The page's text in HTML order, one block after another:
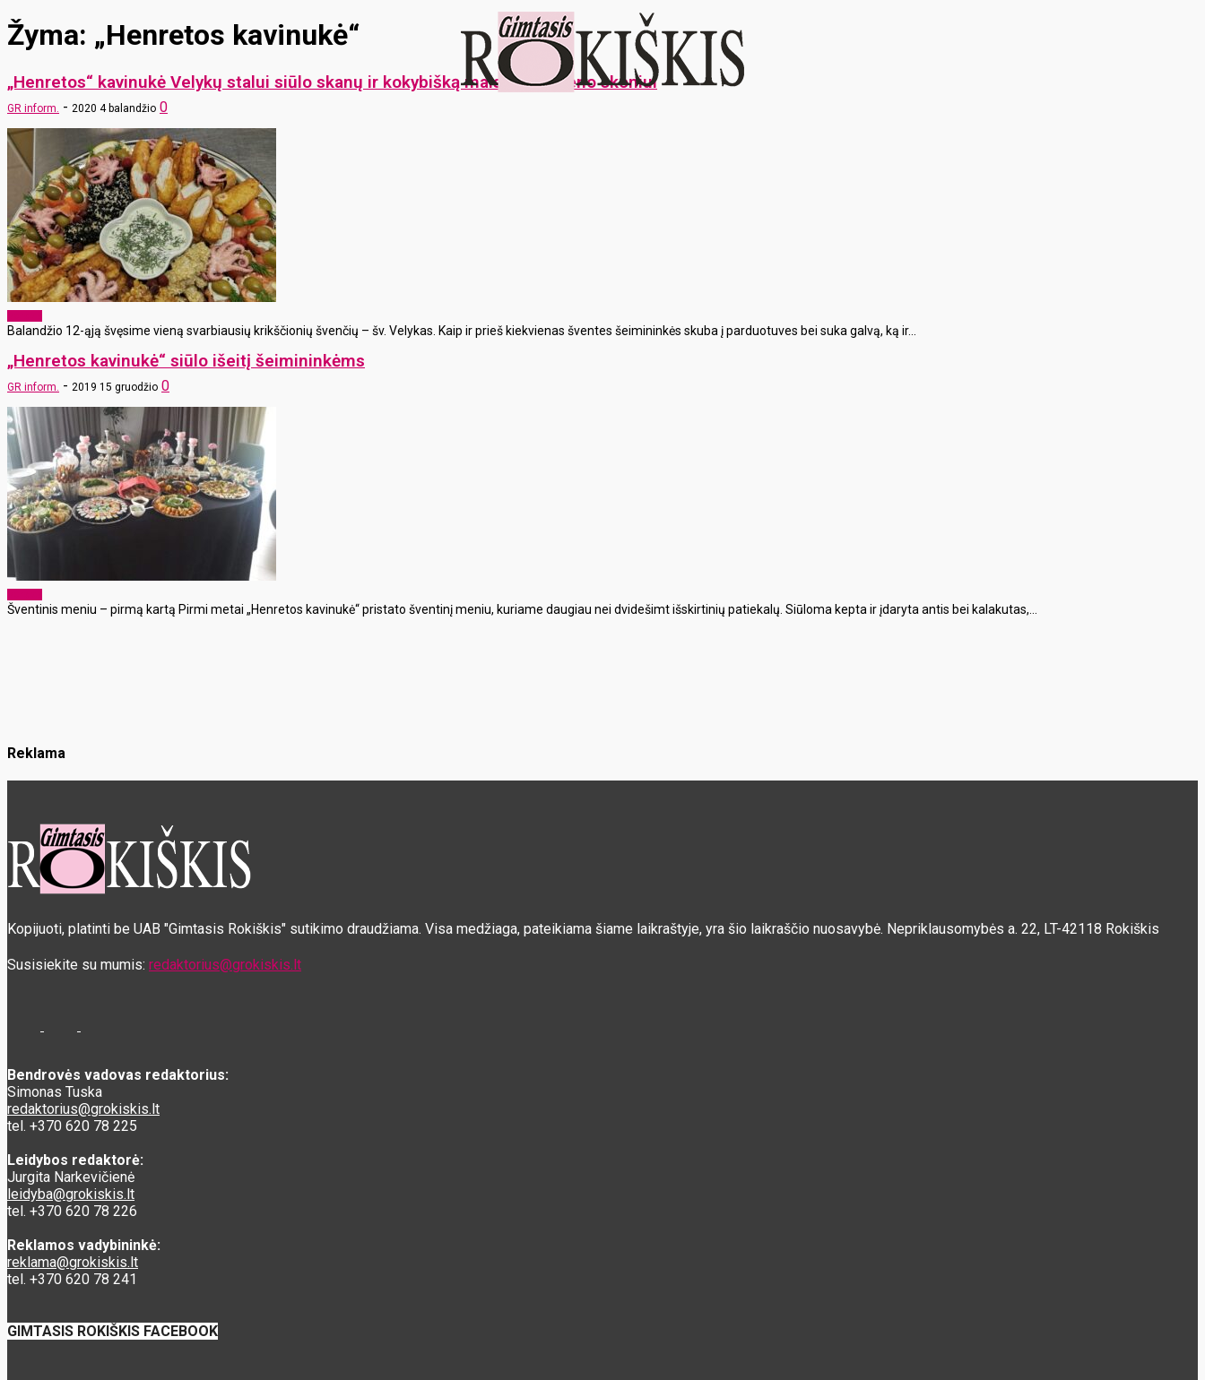
Žyma: „Henretos kavinukė“
„Henretos“ kavinukė Velykų stalui siūlo skanų ir kokybišką maistą kiekvieno skoniui
GR inform. - 2020 4 balandžio 0
Balandžio 12-ąją švęsime vieną svarbiausių krikščionių švenčių – šv. Velykas. Kaip ir prieš kiekvienas šventes šeimininkės skuba į parduotuves bei suka galvą, ką ir...
„Henretos kavinukė“ siūlo išeitį šeimininkėms
GR inform. - 2019 15 gruodžio 0
Šventinis meniu – pirmą kartą Pirmi metai „Henretos kavinukė“ pristato šventinį meniu, kuriame daugiau nei dvidešimt išskirtinių patiekalų. Siūloma kepta ir įdaryta antis bei kalakutas,...
Reklama
Kopijuoti, platinti be UAB "Gimtasis Rokiškis" sutikimo draudžiama. Visa medžiaga, pateikiama šiame laikraštyje, yra šio laikraščio nuosavybė. Nepriklausomybės a. 22, LT-42118 Rokiškis
Susisiekite su mumis: redaktorius@grokiskis.lt
Bendrovės vadovas redaktorius:
Simonas Tuska
redaktorius@grokiskis.lt
tel. +370 620 78 225
Leidybos redaktorė:
Jurgita Narkevičienė
leidyba@grokiskis.lt
tel. +370 620 78 226
Reklamos vadybininkė:
reklama@grokiskis.lt
tel. +370 620 78 241
GIMTASIS ROKIŠKIS FACEBOOK